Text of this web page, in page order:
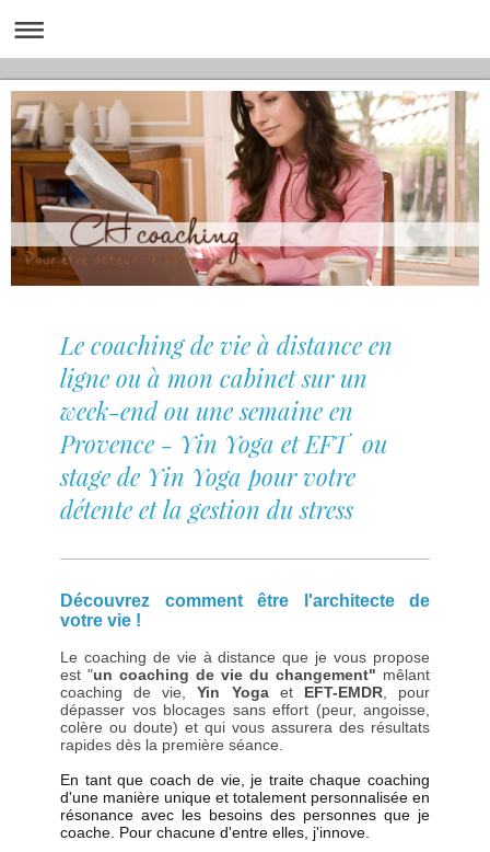
Le coaching de vie à distance en
ligne ou à mon cabinet sur un
week-end ou une semaine en
Provence - Yin Yoga et EFT ou
stage de Yin Yoga pour votre
détente et la gestion du stress
Découvrez comment être l'architecte de
votre vie !
Le coaching de vie à distance que je vous propose
est "un coaching de vie du changement" mêlant
coaching de vie,Yin Yogaet EFT-EMDR, pour
dépasser vos blocages sans effort (peur, angoisse,
colère ou doute) et qui vous assurera des résultats
rapides dès la première séance.
En tant que coach de vie, je traite chaque coaching
d'une manière unique et totalement personnalisée en
résonance avec les besoins des personnes que je
coache. Pour chacune d'entre elles, j'innove.